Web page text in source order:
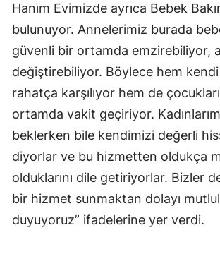
Hanım Evimizde ayrıca Bebek
bulunuyor. Annelerimiz burada
güvenli bir ortamda emzirebiliyor,
değiştirebiliyor. Böylece hem kendi
rahatça karşılıyor hem de
ortamda vakit geçiriyor.
beklerken bile kendimizi değerli
diyorlar ve bu hizmetten oldukça
olduklarını dile getiriyorlar. Bizler
bir hizmet sunmaktan dolayı
duyuyoruz” ifadelerine yer verdi.